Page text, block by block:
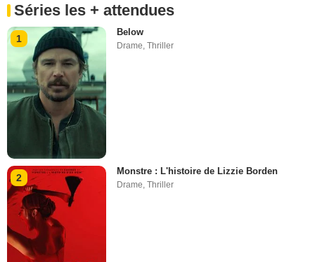
Séries les + attendues
1
Below
Drame,Thriller
2
Monstre : L'histoire de Lizzie Borden
Drame,Thriller